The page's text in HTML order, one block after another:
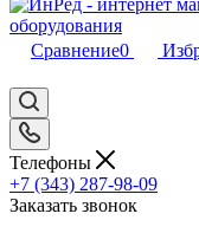
Сравнение0
Телефоны
+7 (343) 287-98-09
Заказать звонок